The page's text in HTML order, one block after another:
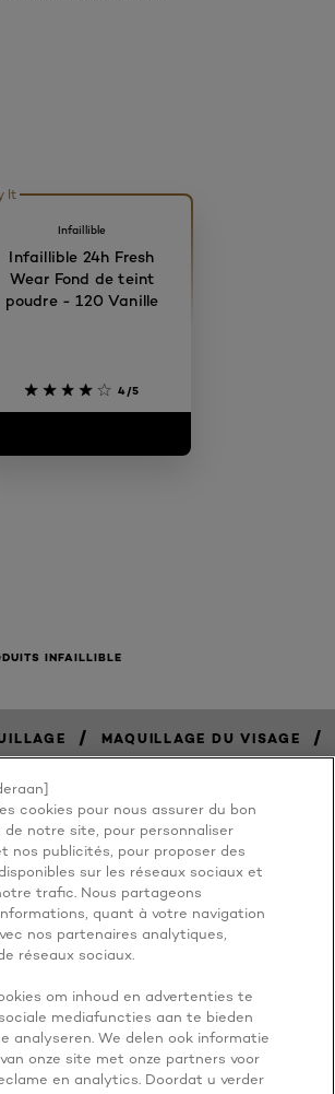
It
Infaillible
Infaillible 24h Fresh
Wear Fond de teint
poudre - 120 Vanille
4/5
INFAILLIBLE
/ MAQUILLAGE DU VISAGE /
IT
cookies pour nous assurer du bon
notre site, pour personnaliser
nos publicités, pour proposer des
sur les réseaux sociaux et
trafic. Nous partageons
quant à votre navigation
nos partenaires analytiques,
réseaux sociaux.
om inhoud en advertenties te
mediafuncties aan te bieden
analyseren. We delen ook informatie
onze site met onze partners voor
en analytics. Doordat u verder